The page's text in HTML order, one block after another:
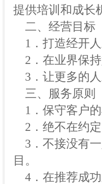
提供培训和成长
二、经营目标
1．打造经开人
2．在业界保
3．让更多的
三、服务原则
1．保守客户
2．绝不在约定
3．不接没有一
目。
4．在推荐成功